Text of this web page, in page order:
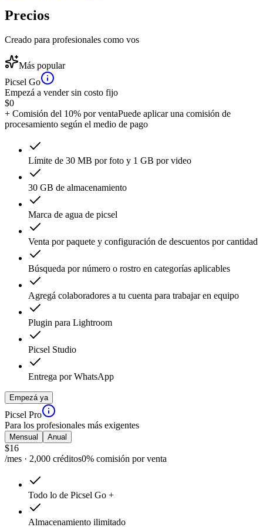
Precios
Creado para profesionales como vos
Más popular
Picsel Go
Empezá a vender sin costo fijo
$0
+ Comisión del 10% por ventaPuede aplicar una comisión de
procesamiento según el medio de pago
Límite de 30 MB por foto y 1 GB por video
30 GB de almacenamiento
Marca de agua de picsel
Venta por paquete y configuración de descuentos por cantidad
Búsqueda por número o rostro en categorías aplicables
Agregá colaboradores a tu cuenta para trabajar en equipo
Plugin para Lightroom
Picsel Studio
Entrega por WhatsApp
Empezá ya
Picsel Pro
Para los profesionales más exigentes
Mensual Anual
$16
/mes · 2,000 créditos0% comisión por venta
Todo lo de Picsel Go +
Almacenamiento ilimitado